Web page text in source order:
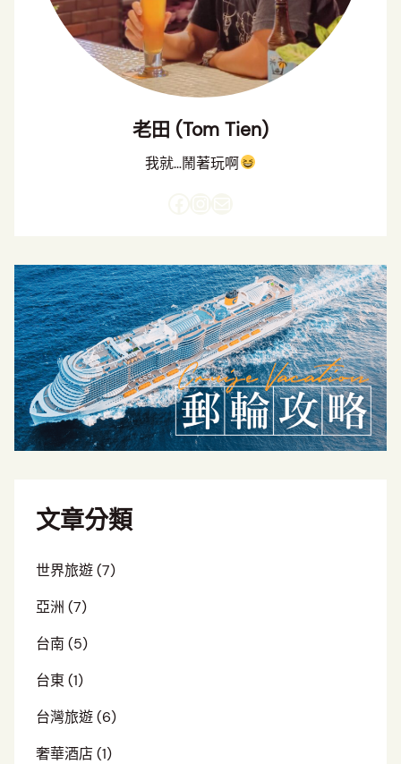
老田 (Tom Tien)
我就…鬧著玩啊
文章分類
世界旅遊(7)
亞洲 (7)
台南 (5)
台東(1)
台灣旅遊(6)
奢華酒店(1)